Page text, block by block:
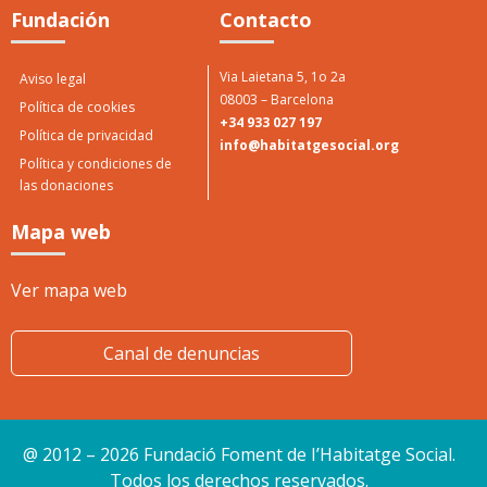
Fundación
Aviso legal
Política de cookies
Política de privacidad
Política y condiciones de
las donaciones
Contacto
Via Laietana 5, 1o 2a
08003 – Barcelona
+34 933 027 197
info@habitatgesocial.org
Mapa web
Ver mapa web
Canal de denuncias
@ 2012 – 2026 Fundació Foment de I’Habitatge Social.
Todos los derechos reservados.